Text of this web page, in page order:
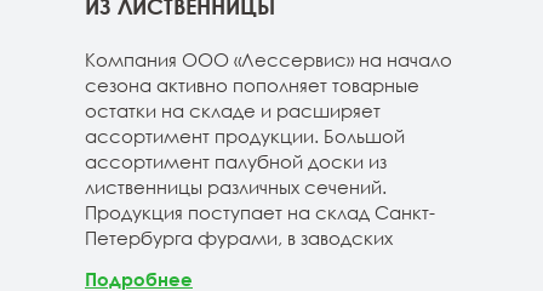
ИЗ ЛИСТВЕННИЦЫ
Компания ООО «Лессервис» на начало
сезона активно пополняет товарные
остатки на складе и расширяет
ассортимент продукции. Большой
ассортимент палубной доски из
лиственницы различных сечений.
Продукция поступает на склад Санкт-
Петербурга фурами, в заводских
Подробнее